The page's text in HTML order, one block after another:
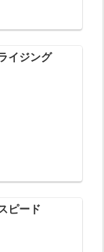
イジング
ピード